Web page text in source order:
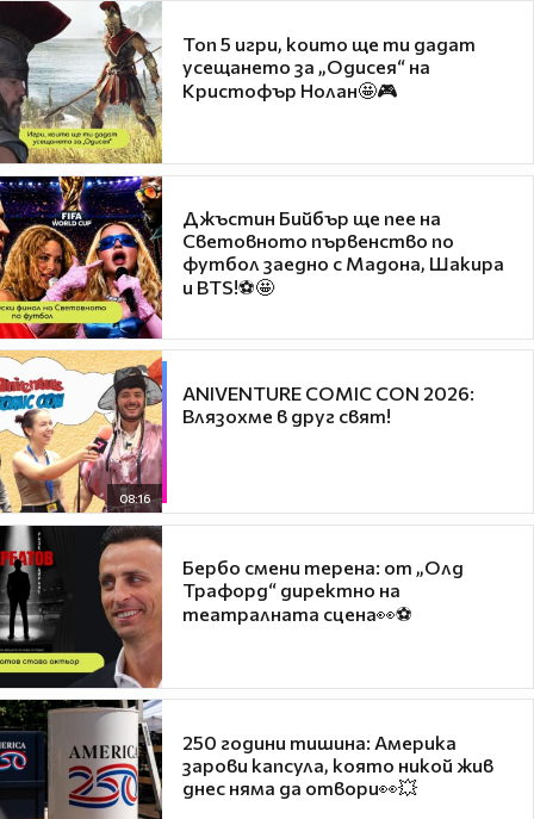
Топ 5 игри, които ще ти дадат
усещането за „Одисея“ на
Кристофър Нолан🤩🎮
Джъстин Бийбър ще пее на
Световното първенство по
футбол заедно с Мадона, Шакира
и BTS!⚽🤩
08:16
ANIVENTURE COMIC CON 2026:
Влязохме в друг свят!
Бербо смени терена: от „Олд
Трафорд“ директно на
театралната сцена👀⚽
250 години тишина: Америка
зарови капсула, която никой жив
днес няма да отвори👀💥